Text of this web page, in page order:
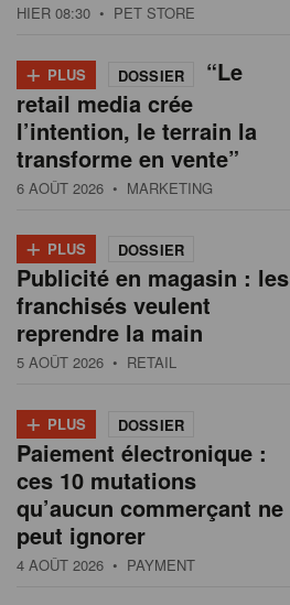
HIER 08:30 • PET STORE
+ PLUS DOSSIER
“Le
retail media crée
l’intention, le terrain la
transforme en vente”
6 AOÛT 2026 • MARKETING
+ PLUS DOSSIER
Publicité en magasin : les
franchisés veulent
reprendre la main
5 AOÛT 2026 • RETAIL
+ PLUS DOSSIER
Paiement électronique :
ces 10 mutations
qu’aucun commerçant ne
peut ignorer
4 AOÛT 2026 • PAYMENT